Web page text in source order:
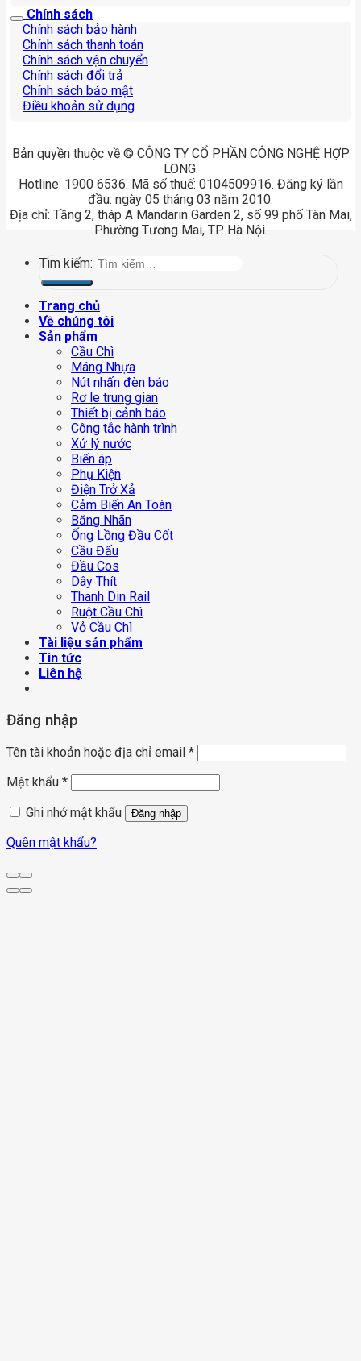
Chính sách
Chính sách bảo hành
Chính sách thanh toán
Chính sách vận chuyển
Chính sách đổi trả
Chính sách bảo mật
Điều khoản sử dụng
Bản quyền thuộc về © CÔNG TY CỔ PHẦN CÔNG NGHỆ HỢP
LONG.
Hotline: 1900 6536. Mã số thuế: 0104509916. Đăng ký lần
đầu: ngày 05 tháng 03 năm 2010.
Địa chỉ: Tầng 2, tháp A Mandarin Garden 2, số 99 phố Tân Mai,
Phường Tương Mai, TP. Hà Nội.
Tìm kiếm:
Trang chủ
Về chúng tôi
Sản phẩm
Cầu Chì
Máng Nhựa
Nút nhấn đèn báo
Rơ le trung gian
Thiết bị cảnh báo
Công tắc hành trình
Xử lý nước
Biến áp
Phụ Kiện
Điện Trở Xả
Cảm Biến An Toàn
Băng Nhãn
Ống Lồng Đầu Cốt
Cầu Đấu
Đầu Cos
Dây Thít
Thanh Din Rail
Ruột Cầu Chì
Vỏ Cầu Chì
Tài liệu sản phẩm
Tin tức
Liên hệ
Đăng nhập
Tên tài khoản hoặc địa chỉ email *
Mật khẩu *
Ghi nhớ mật khẩu
Đăng nhập
Quên mật khẩu?